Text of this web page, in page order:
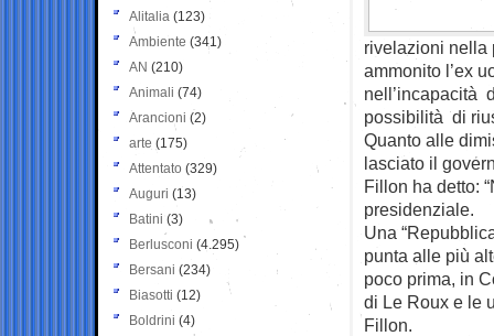
rivelazioni nella
ammonito l’ex
nell’incapacità
possibilità di
Quanto alle
lasciato il
Fillon ha detto:
presidenziale.
Una
punta alle più
poco prima, in
di Le Roux e le
Fillon.
Alitalia (123)
Ambiente (341)
AN (210)
Animali (74)
Arancioni (2)
arte (175)
Attentato (329)
Auguri (13)
Batini (3)
Berlusconi (4.295)
Bersani (234)
Biasotti (12)
Boldrini (4)